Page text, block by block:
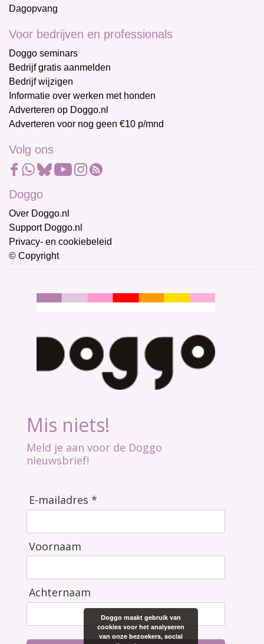
Dagopvang
Voor bedrijven en professionals
Doggo seminars
Bedrijf gratis aanmelden
Bedrijf wijzigen
Informatie over werken met honden
Adverteren op Doggo.nl
Adverteren voor nog geen €10 p/mnd
Volg ons
Doggo
Over Doggo.nl
Support Doggo.nl
Privacy- en cookiebeleid
© Copyright
Mis niets!
Meld je aan voor de Doggo
nieuwsbrief!
E-mailadres *
Voornaam
Achternaam
Doggo maakt gebruik van
cookies voor het analyseren
van onze bezoekers, social